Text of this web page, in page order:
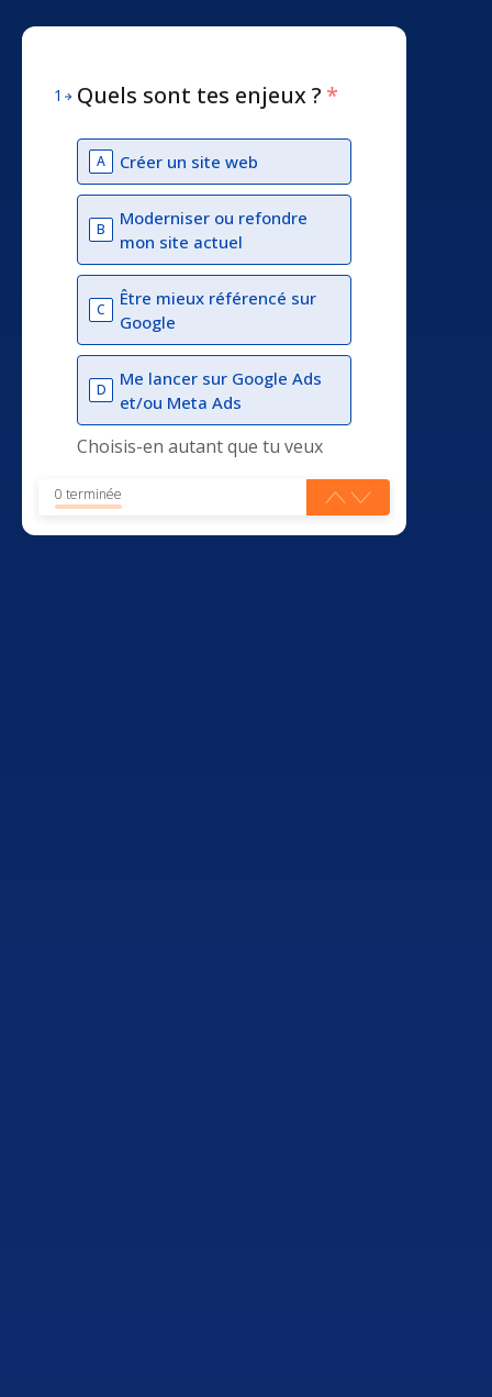
1 Quels sont tes enjeux ? *
A Créer un site web
B
Moderniser ou refondre
mon site actuel
C
Être mieux référencé sur
Google
D
Me lancer sur Google Ads
et/ou Meta Ads
Choisis-en autant que tu veux
0 terminée